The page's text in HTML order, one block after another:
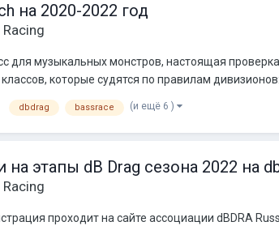
на 2020-2022 год
для музыкальных монстров, настоящая
которые судятся по правилам
dbdrag bassrace (и ещё 6 )
этапы dB Drag сезона 2022 на
проходит на сайте ассоциации dBDRA